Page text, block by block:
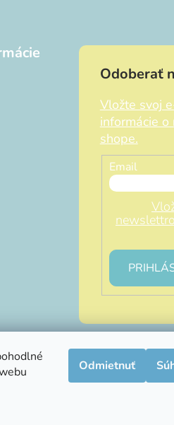
Odmietnuť
Odoberať
Vložte svoj
informácie
shope.
Email